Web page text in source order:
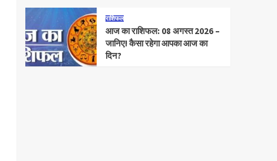
राशिफल
आज का राशिफल: 08 अगस्त 2026 –
जानिए! कैसा रहेगा आपका आज का
दिन?